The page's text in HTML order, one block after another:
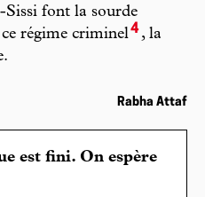
font la sourde
régime criminel4, la
Rabha Attaf
est fini. On espère